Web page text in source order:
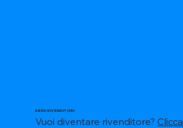
AREA RIVENDITORI
Vuoi diventare rivenditore?